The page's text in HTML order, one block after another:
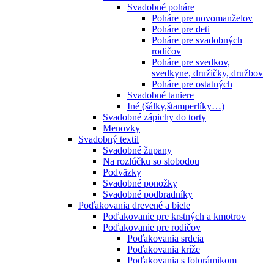
Svadobné poháre
Poháre pre novomanželov
Poháre pre deti
Poháre pre svadobných
rodičov
Poháre pre svedkov,
svedkyne, družičky, družbov
Poháre pre ostatných
Svadobné taniere
Iné (šálky,štamperlíky…)
Svadobné zápichy do torty
Menovky
Svadobný textil
Svadobné župany
Na rozlúčku so slobodou
Podväzky
Svadobné ponožky
Svadobné podbradníky
Poďakovania drevené a biele
Poďakovanie pre krstných a kmotrov
Poďakovanie pre rodičov
Poďakovania srdcia
Poďakovania kríže
Poďakovania s fotorámikom